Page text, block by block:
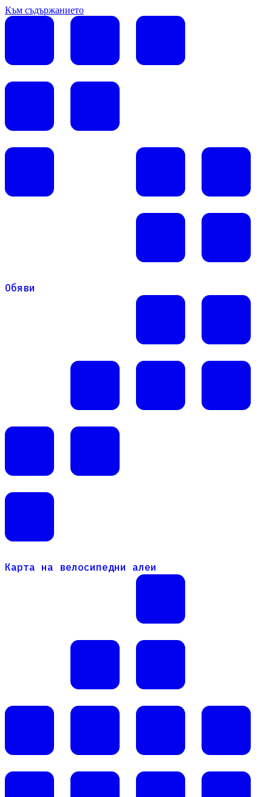
Към съдържанието
Обяви
Карта на велосипедни алеи
Карта на велосипедни алеи